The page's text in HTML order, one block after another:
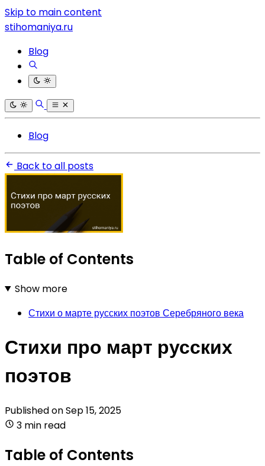
Skip to main content
stihomaniya.ru
Blog
Blog
Back to all posts
Table of Contents
Show more
Стихи о марте русских поэтов Серебряного века
Стихи про март русских
поэтов
Published onSep 15, 2025
3 min read
Table of Contents